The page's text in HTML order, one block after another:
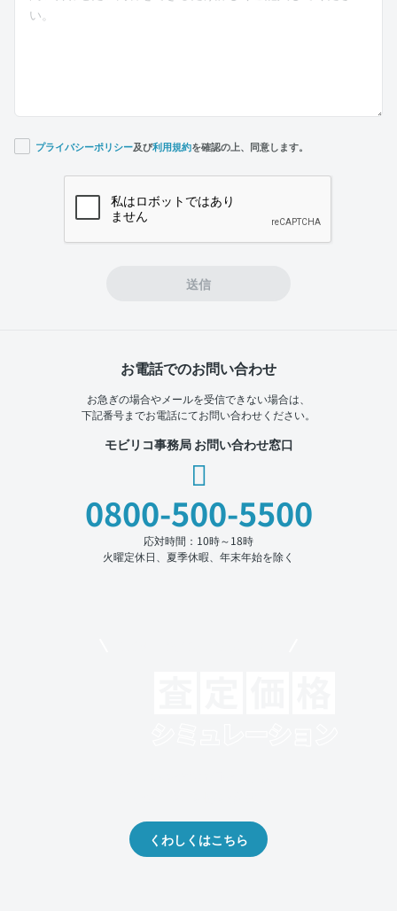
プライバシーポリシー及び利用規約を確認の上、同意します。
送信
お電話でのお問い合わせ
お急ぎの場合やメールを受信できない場合は、
下記番号までお電話にてお問い合わせください。
モビリコ事務局 お問い合わせ窓口
0800-500-5500
応対時間：10時～18時
火曜定休日、夏季休暇、年末年始を除く
くわしくはこちら